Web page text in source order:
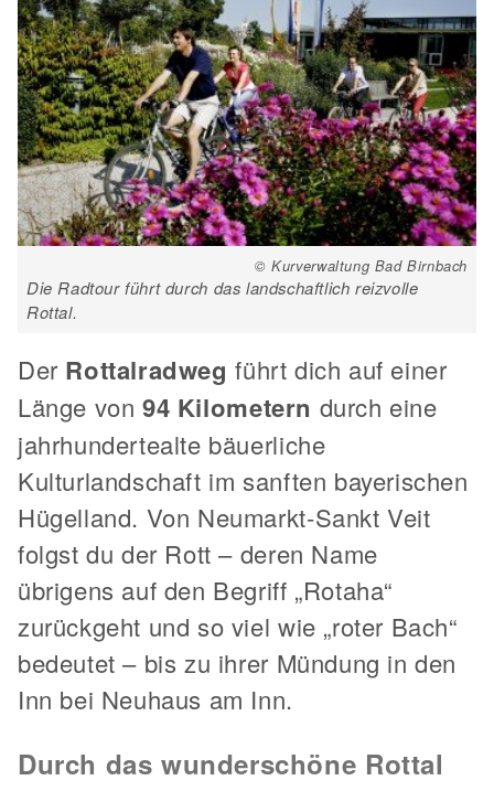
© Kurverwaltung Bad Birnbach
Die Radtour führt durch das landschaftlich reizvolle
Rottal.
Der Rottalradweg führt dich auf einer
Länge von94 Kilometern durch eine
jahrhundertealte bäuerliche
Kulturlandschaft im sanften bayerischen
Hügelland. Von Neumarkt-Sankt Veit
folgst du der Rott – deren Name
übrigens auf den Begriff „Rotaha“
zurückgeht und so viel wie „roter Bach“
bedeutet – bis zu ihrer Mündung in den
Inn bei Neuhaus am Inn.
Durch das wunderschöne Rottal